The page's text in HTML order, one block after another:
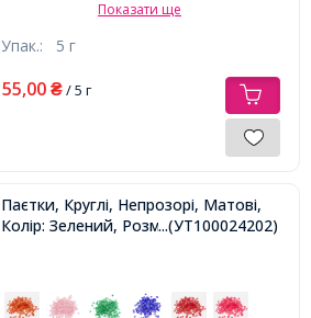
Показати ще
Упак.: 5 г
55,00 ₴/ 5 г
Паєтки, Круглі, Непрозорі, Матові,
Колір: Зелений, Розмір: 3 мм,...(УТ100024202)